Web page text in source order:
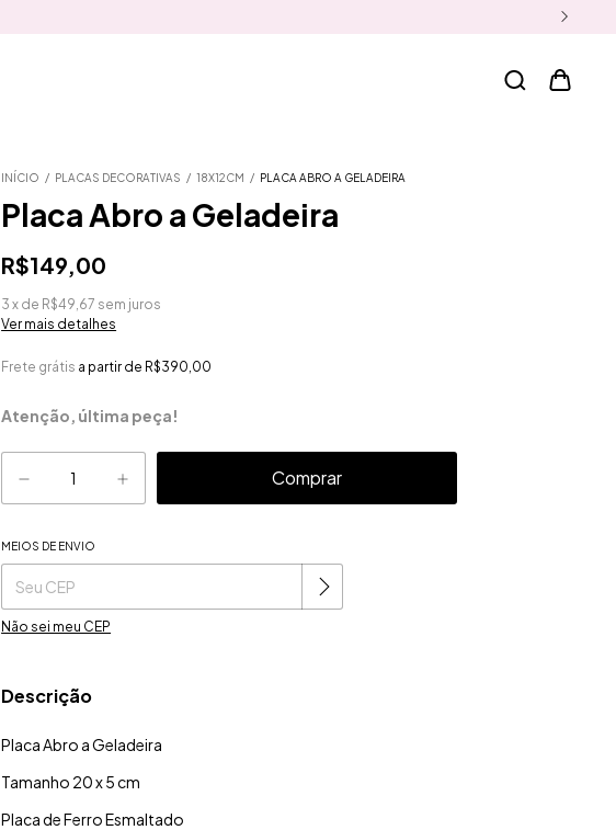
INÍCIO / PLACAS DECORATIVAS / 18X12CM / PLACA ABRO A GELADEIRA
Placa Abro a Geladeira
R$149,00
3 x de R$49,67 sem juros
Ver mais detalhes
Frete grátis a partir de R$390,00
Atenção, última peça!
Entregas para o CEP:
MEIOS DE ENVIO
Não sei meu CEP
Descrição
Placa Abro a Geladeira
Tamanho 20 x 5 cm
Placa de Ferro Esmaltado